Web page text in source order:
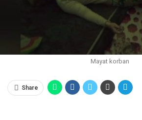
Mayat korban
Share